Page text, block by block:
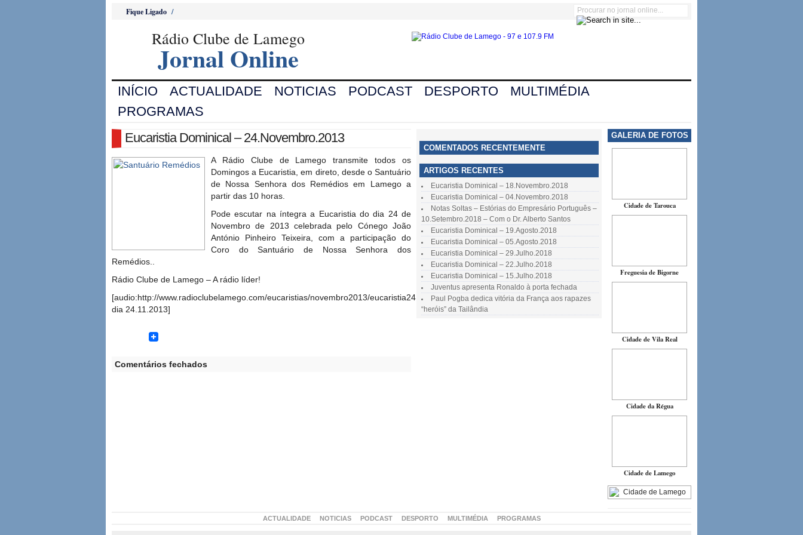
Fique Ligado /
Rádio Clube de Lamego
Jornal Online
INÍCIO ACTUALIDADE NOTICIAS PODCAST DESPORTO
MULTIMÉDIA
PROGRAMAS
Eucaristia Dominical – 24.Novembro.2013
A Rádio Clube de Lamego transmite todos os
Domingos a Eucaristia, em direto, desde o Santuário
de Nossa Senhora dos Remédios em Lamego a
partir das 10 horas.
Pode escutar na íntegra a Eucaristia do dia 24 de
Novembro de 2013 celebrada pelo Cónego João
António Pinheiro Teixeira, com a participação do
Coro do Santuário de Nossa Senhora dos
Remédios..
Rádio Clube de Lamego – A rádio líder!
[audio:http://www.radioclubelamego.com/eucaristias/novembro2013/eucaristia24112013.mp3|titles=Eucaristia
dia 24.11.2013]
Comentários fechados
COMENTADOS RECENTEMENTE
ARTIGOS RECENTES
Eucaristia Dominical – 18.Novembro.2018
Eucaristia Dominical – 04.Novembro.2018
Notas Soltas – Estórias do Empresário Português –
10.Setembro.2018 – Com o Dr. Alberto Santos
Eucaristia Dominical – 19.Agosto.2018
Eucaristia Dominical – 05.Agosto.2018
Eucaristia Dominical – 29.Julho.2018
Eucaristia Dominical – 22.Julho.2018
Eucaristia Dominical – 15.Julho.2018
Juventus apresenta Ronaldo à porta fechada
Paul Pogba dedica vitória da França aos rapazes
“heróis” da Tailândia
GALERIA DE FOTOS
Cidade de Tarouca
Freguesia de Bigorne
Cidade de Vila Real
Cidade da Régua
Cidade de Lamego
ACTUALIDADE NOTICIAS PODCAST DESPORTO MULTIMÉDIA PROGRAMAS